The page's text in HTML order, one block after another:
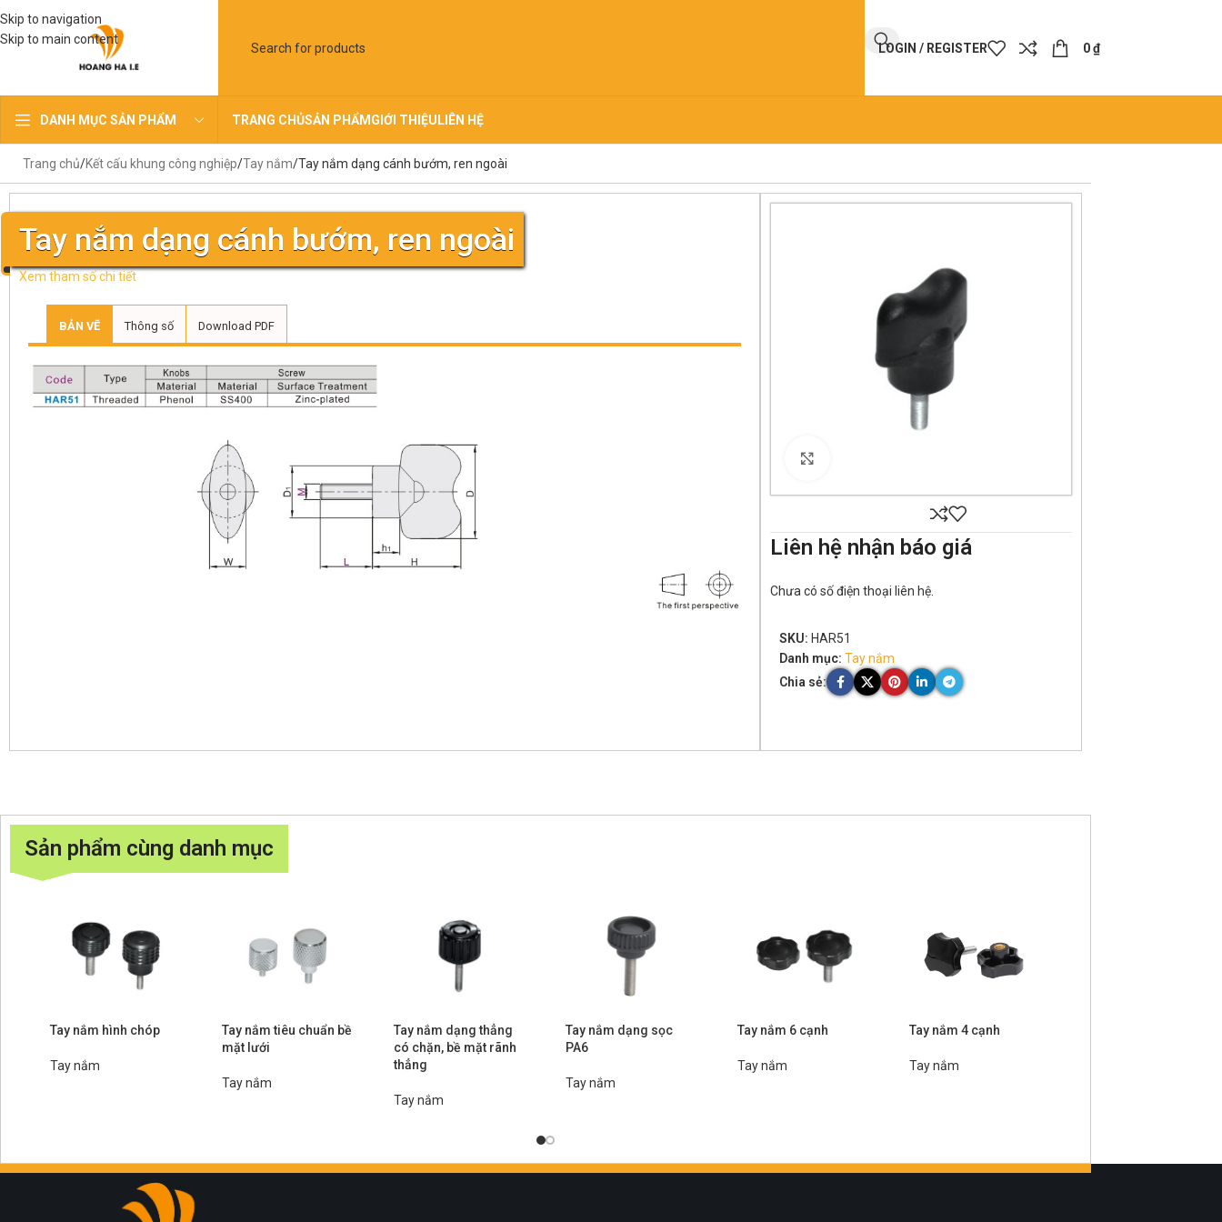
Skip to navigation
Skip to main content
LOGIN / REGISTER 0₫
DANH MỤC SẢN PHẨM TRANG CHỦSẢN PHẨMGIỚI THIỆULIÊN HỆ
Trang chủ Kết cấu khung công nghiệp Tay nắm Tay nắm dạng cánh bướm, ren ngoài
Tay nắm dạng cánh bướm, ren ngoài
Xem tham số chi tiết
BẢN VẼ Thông số Download PDF
Liên hệ nhận báo giá
Chưa có số điện thoại liên hệ.
SKU: HAR51
Danh mục: Tay nắm
Chia sẻ:
Sản phẩm cùng danh mục
Tay nắm hình chóp
Tay nắm
Tay nắm tiêu chuẩn bề
mặt lưới
Tay nắm
Tay nắm dạng thẳng
có chặn, bề mặt rãnh
thẳng
Tay nắm
Tay nắm dạng sọc
PA6
Tay nắm
Tay nắm 6 cạnh
Tay nắm
Tay nắm 4 cạnh
Tay nắm